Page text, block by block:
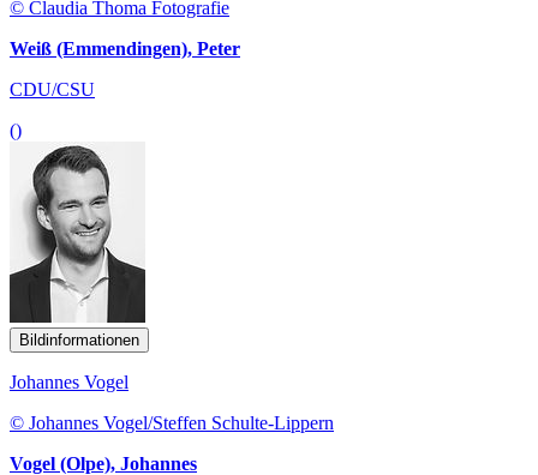
© Claudia Thoma Fotografie
Weiß (Emmendingen), Peter
CDU/CSU
()
Bildinformationen
Johannes Vogel
© Johannes Vogel/Steffen Schulte-Lippern
Vogel (Olpe), Johannes